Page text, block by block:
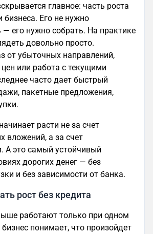
главное: часть роста
бизнеса. Его не нужно
его нужно собрать. На практике
довольно просто.
от убыточных направлений,
или работа с текущими
часто дает быстрый
пакетные предложения,
расти не за счет
вложений, а за счет
А это самый устойчивый
дорогих денег — без
и без зависимости от банка.
рост без кредита
работают только при одном
понимает, что произойдет